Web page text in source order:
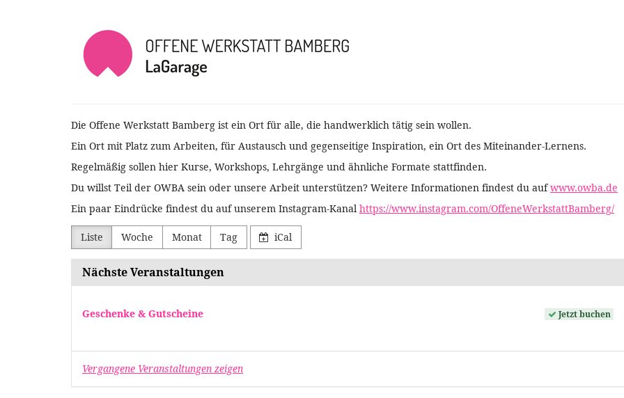
Offene
Werkstatt
Bamberg
Die Offene Werkstatt Bamberg ist ein Ort für alle, die handwerklich tätig sein wollen.
Ein Ort mit Platz zum Arbeiten, für Austausch und gegenseitige Inspiration, ein Ort des Miteinander-Lernens.
Regelmäßig sollen hier Kurse, Workshops, Lehrgänge und ähnliche Formate stattfinden.
Du willst Teil der OWBA sein oder unsere Arbeit unterstützen? Weitere Informationen findest du aufwww.owba.de
Ein paar Eindrücke findest du auf unserem Instagram-Kanalhttps://www.instagram.com/OffeneWerkstattBamberg/
Liste Woche Monat Tag iCal
Nächste Veranstaltungen
Geschenke & Gutscheine Jetzt buchen
Vergangene Veranstaltungen zeigen